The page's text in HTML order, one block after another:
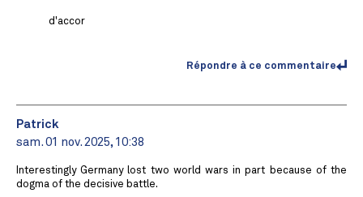
d'accor
Répondre à ce commentaire
Patrick
sam. 01 nov. 2025, 10:38
Interestingly Germany lost two world wars in part because of the
dogma of the decisive battle.